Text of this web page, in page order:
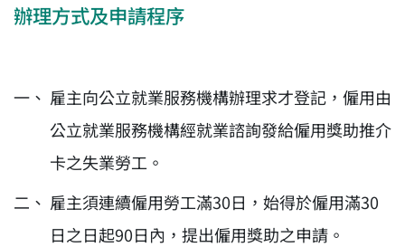
辦理方式及申請程序
雇主向公立就業服務機構辦理求才登記，僱用由
公立就業服務機構經就業諮詢發給僱用獎助推介
卡之失業勞工。
雇主須連續僱用勞工滿30日，始得於僱用滿30
日之日起90日內，提出僱用獎助之申請。